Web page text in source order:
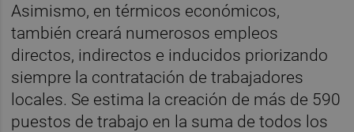
Asimismo, en térmicos económicos,
también creará numerosos empleos
directos, indirectos e inducidos priorizando
siempre la contratación de trabajadores
locales. Se estima la creación de más de 590
puestos de trabajo en la suma de todos los